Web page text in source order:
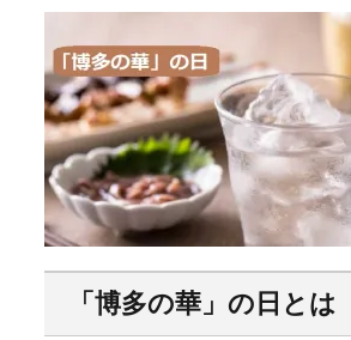
「博多の華」の日とは